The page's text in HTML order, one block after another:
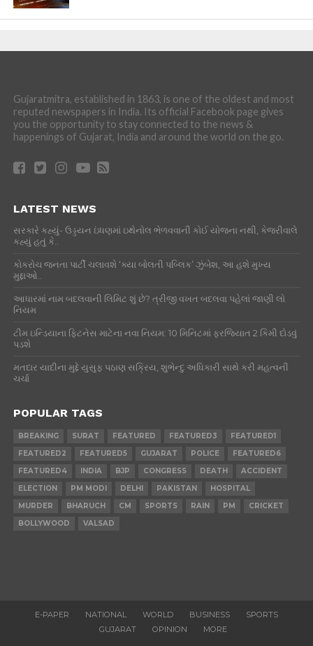
Gujaratmitra, established in 1863, is one of the oldest and most
reputed newspapers in India. Its official Facebook page gives
you the opportunity to stay connected to the news &
happenings of Gujarat, India and around the world on the go.
LATEST NEWS
સરકારે કહ્યું- ઉડ્ડયન ઇંધણમાં ઇથેનોલ ભેળવવાની કોઈ યોજના નથી, કેજરીવાલે
કહ્યું હતું કે..
કોકરોચ જનતા પાર્ટી ચલાવશે ‘ક્યા બોલતી પબ્લિક’ ઝુંબેશ, આ હશે મુખ્ય
મુદ્દાઓ..
આધારમાં નામ બદલવાની લિમિટ શું છે? ત્રીજી વખત બદલવા પહેલાં જાણી લો
નિયમ
ટીમ ઇન્ડિયાના ફિટનેસ માટેના નવા નિયમ: 10 મિનિટમાં ફરજિયાત 2 કિમી દોડવું
પડશે
મતદાર યાદીના મુદ્દે યુસુફ પઠાણ સક્રિય, શુભેન્દુ અધિકારી સાથે કરી મહત્વની
ચર્ચા
POPULAR TAGS
BREAKING SURAT FEATURED FEATURED3
FEATURED1
FEATURED2
FEATURED5 GUJARAT POLICE
FEATURED6
FEATURED4
INDIA BJP CONGRESS DEATH
ACCIDENT
ELECTION
PM MODI DELHI PAKISTAN
HOSPITAL
MURDER
BHARUCH CM SPORTS RAIN PM
CRICKET
BOLLYWOOD
VALSAD
E-PAPER NATIONAL WORLD BUSINESS
SPORTS
GUJARAT
OPINION MORE